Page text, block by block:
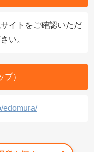
イトをご確認いただ
い。
）
edomura/